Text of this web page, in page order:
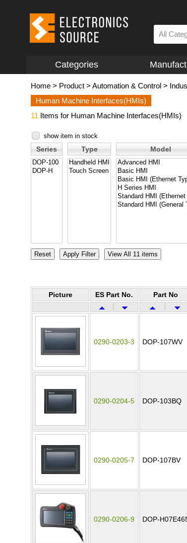
All
Categories
Home > Product > Automation & Control >
Human Machine Interfaces(HMIs)
11 Items for Human Machine Interfaces(HMIs)
show item in stock
Series Type Model
Picture ES Part No. Part No
0290-0203-3 DOP-107WV
0290-0204-5 DOP-103BQ
0290-0205-7 DOP-107BV
0290-0206-9 DOP-